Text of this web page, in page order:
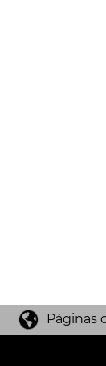
Páginas